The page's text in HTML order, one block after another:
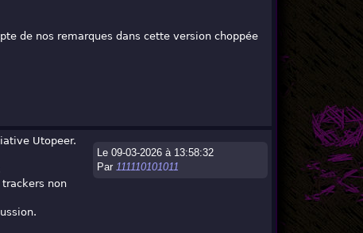
de nos remarques dans cette version choppée
Le 09-03-2026 à 13:58:32
Par 111110101011
Utopeer.
non